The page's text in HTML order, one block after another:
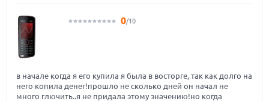
0/10
в начале когда я его купила я была в восторге, так как долго на
него копила денег!прошло не сколько дней он начал не
много глючить..я не придала этому значению!но когда